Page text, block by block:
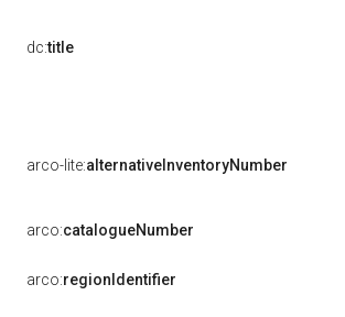
dc:title
arco-lite:alternativeInventoryNumber
arco:catalogueNumber
arco:regionIdentifier